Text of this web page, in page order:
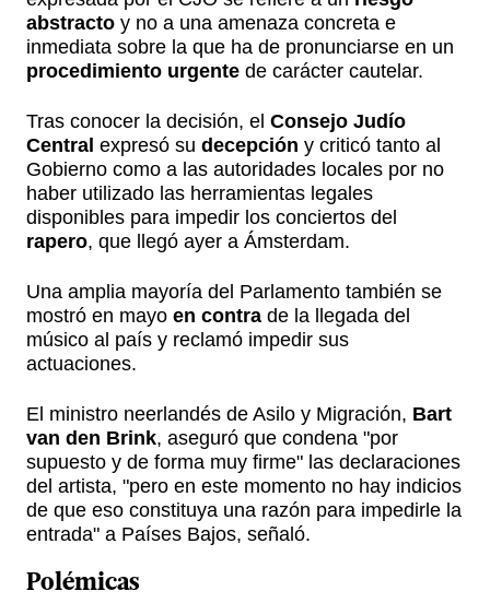
abstracto y no a una amenaza concreta e
inmediata sobre la que ha de pronunciarse en un
procedimiento urgente de carácter cautelar.
Tras conocer la decisión, el Consejo Judío
Central expresó su decepción y criticó tanto al
Gobierno como a las autoridades locales por no
haber utilizado las herramientas legales
disponibles para impedir los conciertos del
rapero, que llegó ayer a Ámsterdam.
Una amplia mayoría del Parlamento también se
mostró en mayo en contra de la llegada del
músico al país y reclamó impedir sus
actuaciones.
El ministro neerlandés de Asilo y Migración, Bart
van den Brink, aseguró que condena "por
supuesto y de forma muy firme" las declaraciones
del artista, "pero en este momento no hay indicios
de que eso constituya una razón para impedirle la
entrada" a Países Bajos, señaló.
Polémicas